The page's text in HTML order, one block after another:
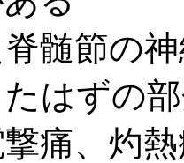
髄節の
はずの
痛、灼